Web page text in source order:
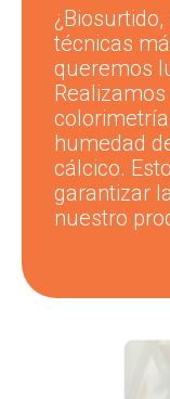
técnicas
queremos
humedad
cálcico.
garantizar
nuestro